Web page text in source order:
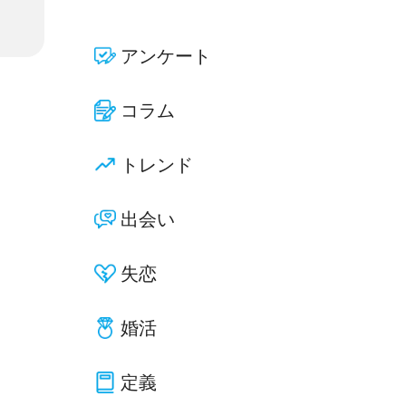
アンケート
コラム
トレンド
出会い
失恋
婚活
定義